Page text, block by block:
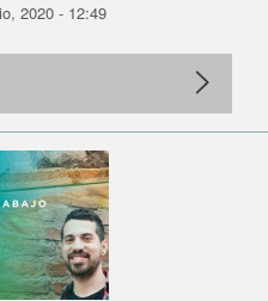
2020 - 12:49